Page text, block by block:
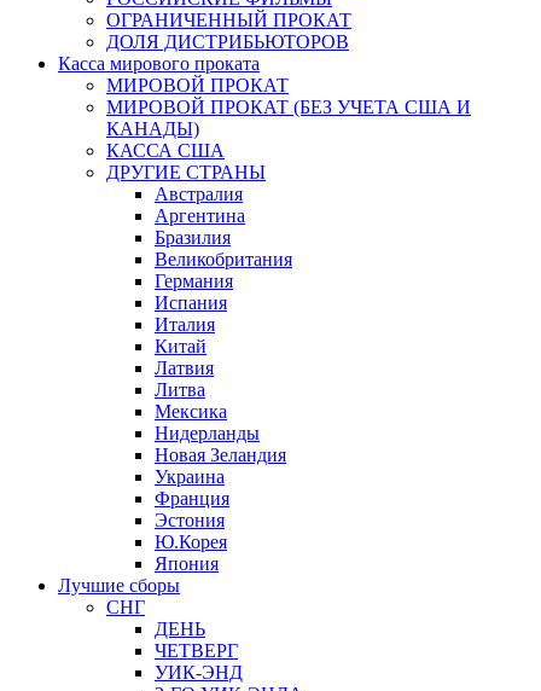
ОГРАНИЧЕННЫЙ ПРОКАТ
ДОЛЯ ДИСТРИБЬЮТОРОВ
Касса мирового проката
МИРОВОЙ ПРОКАТ
МИРОВОЙ ПРОКАТ (БЕЗ УЧЕТА США И
КАНАДЫ)
КАССА США
ДРУГИЕ СТРАНЫ
Австралия
Аргентина
Бразилия
Великобритания
Германия
Испания
Италия
Китай
Латвия
Литва
Мексика
Нидерланды
Новая Зеландия
Украина
Франция
Эстония
Ю.Корея
Япония
Лучшие сборы
СНГ
ДЕНЬ
ЧЕТВЕРГ
УИК-ЭНД